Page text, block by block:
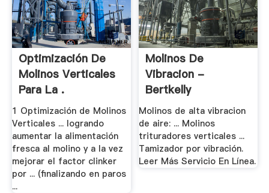
Optimización De
Molinos Verticales
Para La .
1 Optimización de Molinos
Verticales ... logrando
aumentar la alimentación
fresca al molino y a la vez
mejorar el factor clinker
por ... (finalizando en paros
...
Molinos De
Vibracion -
Bertkelly
Molinos de alta vibracion
de aire: ... Molinos
trituradores verticales ...
Tamizador por vibración.
Leer Más Servicio En Línea.